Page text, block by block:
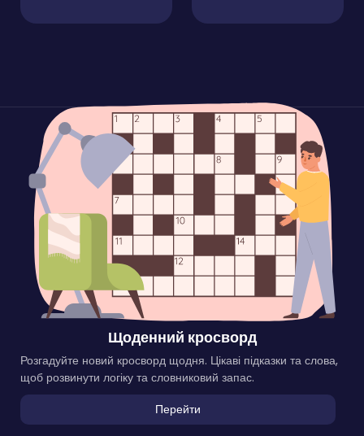
Щоденний кросворд
Розгадуйте новий кросворд щодня. Цікаві підказки та слова,
щоб розвинути логіку та словниковий запас.
Перейти